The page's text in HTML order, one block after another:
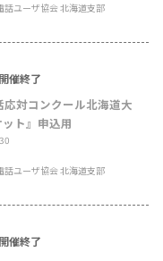
話ユーザ協会 北海道支部
開催終了
応対コンクール北海道大
ト』申込用
話ユーザ協会 北海道支部
開催終了